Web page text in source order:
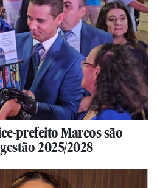
prefeito Marcos são
2025/2028